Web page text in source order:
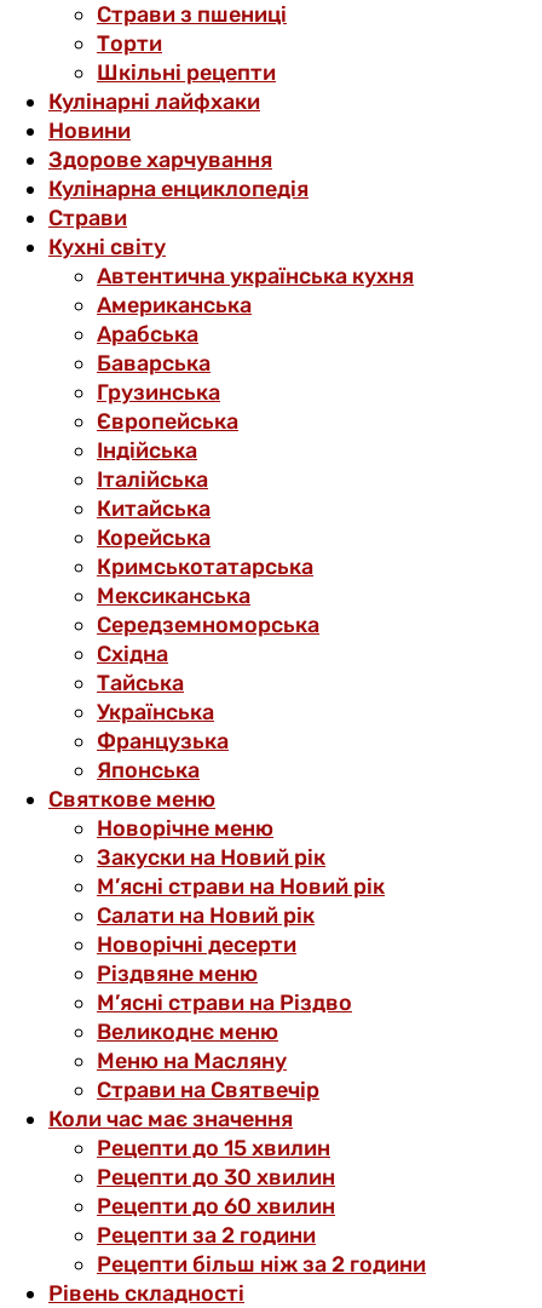
Страви з пшениці
Торти
Шкільні рецепти
Кулінарні лайфхаки
Новини
Здорове харчування
Кулінарна енциклопедія
Страви
Кухні світу
Автентична українська кухня
Американська
Арабська
Баварська
Грузинська
Європейська
Індійська
Італійська
Китайська
Корейська
Кримськотатарська
Мексиканська
Середземноморська
Східна
Тайська
Українська
Французька
Японська
Святкове меню
Новорічне меню
Закуски на Новий рік
М’ясні страви на Новий рік
Салати на Новий рік
Новорічні десерти
Різдвяне меню
М’ясні страви на Різдво
Великоднє меню
Меню на Масляну
Страви на Святвечір
Коли час має значення
Рецепти до 15 хвилин
Рецепти до 30 хвилин
Рецепти до 60 хвилин
Рецепти за 2 години
Рецепти більш ніж за 2 години
Рівень складності